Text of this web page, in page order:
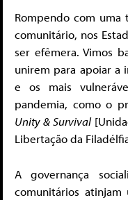
Rompendo com
comunitário, nos
ser efêmera. Vimos
unirem para apoiar a
e os mais
pandemia, como o
Unity & Survival
Libertação da
A governança
comunitários atinjam